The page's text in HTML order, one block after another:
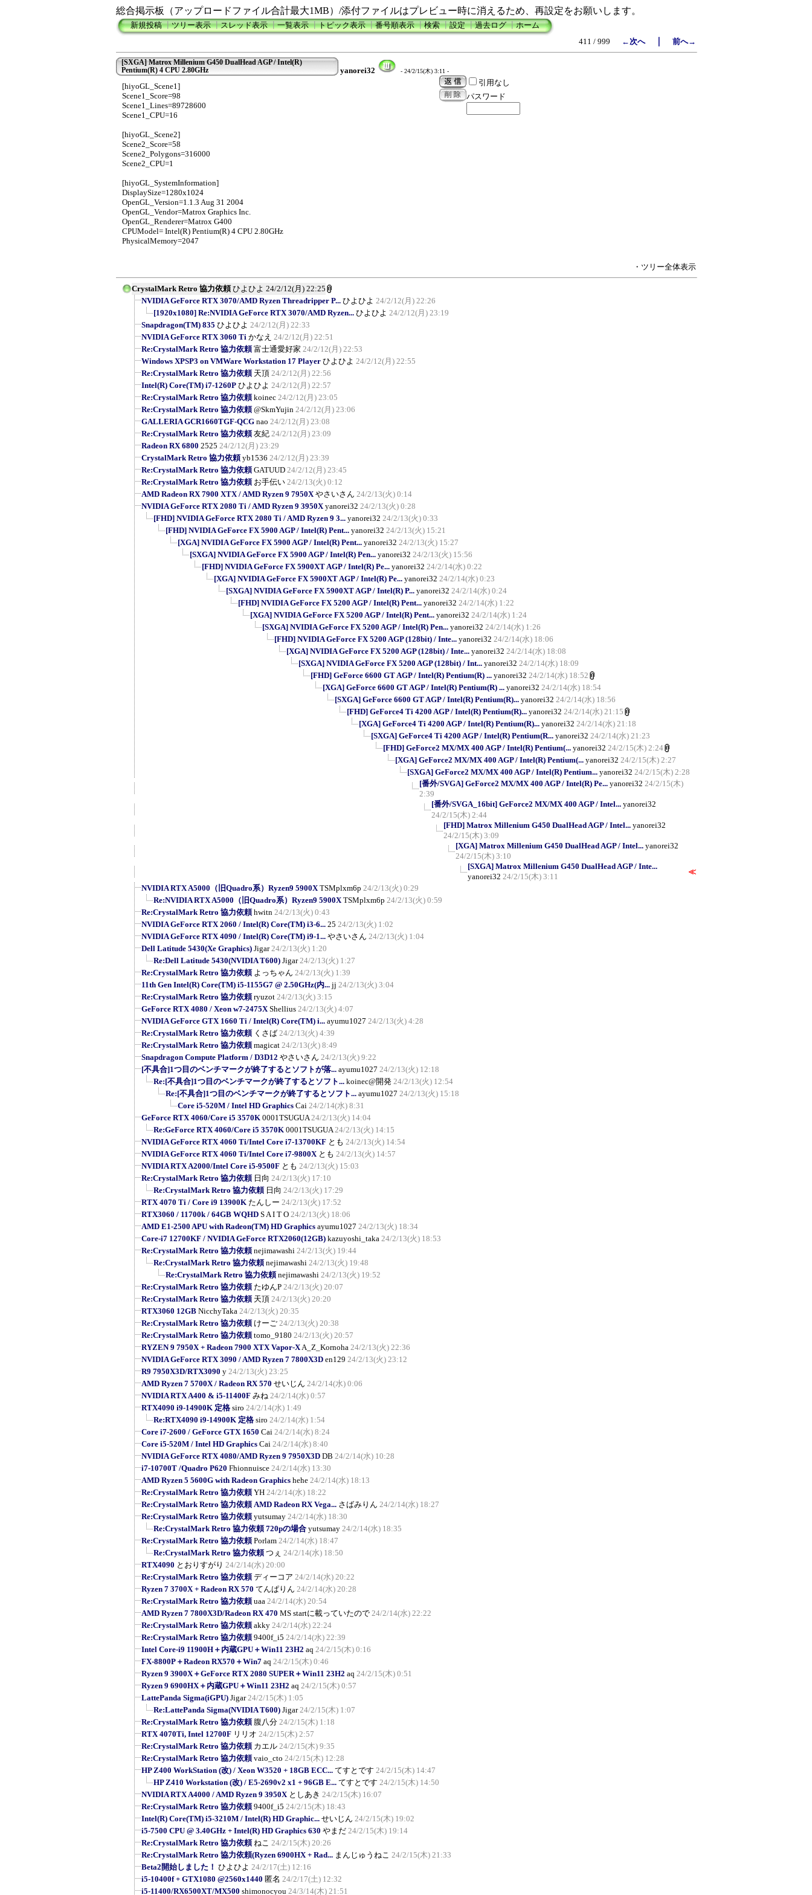
総合掲示板（アップロードファイル合計最大1MB）/添付ファイルはプレビュー時に消えるため、再設定をお願いします。
新規投稿┃ツリー表示┃スレッド表示┃一覧表示┃トピック表示┃番号順表示┃検索┃設定┃過去ログ┃ホーム
411 / 999
←次へ｜ 前へ→
[SXGA] Matrox Millenium G450 DualHead AGP / Intel(R)
Pentium(R) 4 CPU 2.80GHz
yanorei32 - 24/2/15(木) 3:11 -
[hiyoGL_Scene1]
Scene1_Score=98
Scene1_Lines=89728600
Scene1_CPU=16
[hiyoGL_Scene2]
Scene2_Score=58
Scene2_Polygons=316000
Scene2_CPU=1
[hiyoGL_SystemInformation]
DisplaySize=1280x1024
OpenGL_Version=1.1.3 Aug 31 2004
OpenGL_Vendor=Matrox Graphics Inc.
OpenGL_Renderer=Matrox G400
CPUModel= Intel(R) Pentium(R) 4 CPU 2.80GHz
PhysicalMemory=2047
引用なし
パスワード
・ツリー全体表示
CrystalMark Retro 協力依頼 ひよひよ 24/2/12(月) 22:25
NVIDIA GeForce RTX 3070/AMD Ryzen Threadripper P... ひよひよ 24/2/12(月) 22:26
[1920x1080] Re:NVIDIA GeForce RTX 3070/AMD Ryzen... ひよひよ 24/2/12(月) 23:19
Snapdragon(TM) 835 ひよひよ 24/2/12(月) 22:33
NVIDIA GeForce RTX 3060 Ti かなえ 24/2/12(月) 22:51
Re:CrystalMark Retro 協力依頼 富士通愛好家 24/2/12(月) 22:53
Windows XPSP3 on VMWare Workstation 17 Player ひよひよ 24/2/12(月) 22:55
Re:CrystalMark Retro 協力依頼 天頂 24/2/12(月) 22:56
Intel(R) Core(TM) i7-1260P ひよひよ 24/2/12(月) 22:57
Re:CrystalMark Retro 協力依頼 koinec 24/2/12(月) 23:05
Re:CrystalMark Retro 協力依頼 @SkmYujin 24/2/12(月) 23:06
GALLERIA GCR1660TGF-QCG nao 24/2/12(月) 23:08
Re:CrystalMark Retro 協力依頼 友紀 24/2/12(月) 23:09
Radeon RX 6800 2525 24/2/12(月) 23:29
CrystalMark Retro 協力依頼 yb1536 24/2/12(月) 23:39
Re:CrystalMark Retro 協力依頼 GATUUD 24/2/12(月) 23:45
Re:CrystalMark Retro 協力依頼 お手伝い 24/2/13(火) 0:12
AMD Radeon RX 7900 XTX / AMD Ryzen 9 7950X やさいさん 24/2/13(火) 0:14
NVIDIA GeForce RTX 2080 Ti / AMD Ryzen 9 3950X yanorei32 24/2/13(火) 0:28
[FHD] NVIDIA GeForce RTX 2080 Ti / AMD Ryzen 9 3... yanorei32 24/2/13(火) 0:33
[FHD] NVIDIA GeForce FX 5900 AGP / Intel(R) Pent... yanorei32 24/2/13(火) 15:21
[XGA] NVIDIA GeForce FX 5900 AGP / Intel(R) Pent... yanorei32 24/2/13(火) 15:27
[SXGA] NVIDIA GeForce FX 5900 AGP / Intel(R) Pen... yanorei32 24/2/13(火) 15:56
[FHD] NVIDIA GeForce FX 5900XT AGP / Intel(R) Pe... yanorei32 24/2/14(水) 0:22
[XGA] NVIDIA GeForce FX 5900XT AGP / Intel(R) Pe... yanorei32 24/2/14(水) 0:23
[SXGA] NVIDIA GeForce FX 5900XT AGP / Intel(R) P... yanorei32 24/2/14(水) 0:24
[FHD] NVIDIA GeForce FX 5200 AGP / Intel(R) Pent... yanorei32 24/2/14(水) 1:22
[XGA] NVIDIA GeForce FX 5200 AGP / Intel(R) Pent... yanorei32 24/2/14(水) 1:24
[SXGA] NVIDIA GeForce FX 5200 AGP / Intel(R) Pen... yanorei32 24/2/14(水) 1:26
[FHD] NVIDIA GeForce FX 5200 AGP (128bit) / Inte... yanorei32 24/2/14(水) 18:06
[XGA] NVIDIA GeForce FX 5200 AGP (128bit) / Inte... yanorei32 24/2/14(水) 18:08
[SXGA] NVIDIA GeForce FX 5200 AGP (128bit) / Int... yanorei32 24/2/14(水) 18:09
[FHD] GeForce 6600 GT AGP / Intel(R) Pentium(R) ... yanorei32 24/2/14(水) 18:52
[XGA] GeForce 6600 GT AGP / Intel(R) Pentium(R) ... yanorei32 24/2/14(水) 18:54
[SXGA] GeForce 6600 GT AGP / Intel(R) Pentium(R)... yanorei32 24/2/14(水) 18:56
[FHD] GeForce4 Ti 4200 AGP / Intel(R) Pentium(R)... yanorei32 24/2/14(水) 21:15
[XGA] GeForce4 Ti 4200 AGP / Intel(R) Pentium(R)... yanorei32 24/2/14(水) 21:18
[SXGA] GeForce4 Ti 4200 AGP / Intel(R) Pentium(R... yanorei32 24/2/14(水) 21:23
[FHD] GeForce2 MX/MX 400 AGP / Intel(R) Pentium(... yanorei32 24/2/15(木) 2:24
[XGA] GeForce2 MX/MX 400 AGP / Intel(R) Pentium(... yanorei32 24/2/15(木) 2:27
[SXGA] GeForce2 MX/MX 400 AGP / Intel(R) Pentium... yanorei32 24/2/15(木) 2:28
[番外/SVGA] GeForce2 MX/MX 400 AGP / Intel(R) Pe... yanorei32 24/2/15(木)
2:39
[番外/SVGA_16bit] GeForce2 MX/MX 400 AGP / Intel... yanorei32
24/2/15(木) 2:44
[FHD] Matrox Millenium G450 DualHead AGP / Intel... yanorei32
24/2/15(木) 3:09
[XGA] Matrox Millenium G450 DualHead AGP / Intel... yanorei32
24/2/15(木) 3:10
[SXGA] Matrox Millenium G450 DualHead AGP / Inte...
yanorei32 24/2/15(木) 3:11
≪
NVIDIA RTX A5000（旧Quadro系）Ryzen9 5900X TSMplxm6p 24/2/13(火) 0:29
Re:NVIDIA RTX A5000（旧Quadro系）Ryzen9 5900X TSMplxm6p 24/2/13(火) 0:59
Re:CrystalMark Retro 協力依頼 hwitn 24/2/13(火) 0:43
NVIDIA GeForce RTX 2060 / Intel(R) Core(TM) i3-6... 25 24/2/13(火) 1:02
NVIDIA GeForce RTX 4090 / Intel(R) Core(TM) i9-1... やさいさん 24/2/13(火) 1:04
Dell Latitude 5430(Xe Graphics) Jigar 24/2/13(火) 1:20
Re:Dell Latitude 5430(NVIDIA T600) Jigar 24/2/13(火) 1:27
Re:CrystalMark Retro 協力依頼 よっちゃん 24/2/13(火) 1:39
11th Gen Intel(R) Core(TM) i5-1155G7 @ 2.50GHz(内... jj 24/2/13(火) 3:04
Re:CrystalMark Retro 協力依頼 ryuzot 24/2/13(火) 3:15
GeForce RTX 4080 / Xeon w7-2475X Shellius 24/2/13(火) 4:07
NVIDIA GeForce GTX 1660 Ti / Intel(R) Core(TM) i... ayumu1027 24/2/13(火) 4:28
Re:CrystalMark Retro 協力依頼 くさば 24/2/13(火) 4:39
Re:CrystalMark Retro 協力依頼 magicat 24/2/13(火) 8:49
Snapdragon Compute Platform / D3D12 やさいさん 24/2/13(火) 9:22
[不具合]1つ目のベンチマークが終了するとソフトが落... ayumu1027 24/2/13(火) 12:18
Re:[不具合]1つ目のベンチマークが終了するとソフト... koinec@開発 24/2/13(火) 12:54
Re:[不具合]1つ目のベンチマークが終了するとソフト... ayumu1027 24/2/13(火) 15:18
Core i5-520M / Intel HD Graphics Cai 24/2/14(水) 8:31
GeForce RTX 4060/Core i5 3570K 0001TSUGUA 24/2/13(火) 14:04
Re:GeForce RTX 4060/Core i5 3570K 0001TSUGUA 24/2/13(火) 14:15
NVIDIA GeForce RTX 4060 Ti/Intel Core i7-13700KF とも 24/2/13(火) 14:54
NVIDIA GeForce RTX 4060 Ti/Intel Core i7-9800X とも 24/2/13(火) 14:57
NVIDIA RTX A2000/Intel Core i5-9500F とも 24/2/13(火) 15:03
Re:CrystalMark Retro 協力依頼 日向 24/2/13(火) 17:10
Re:CrystalMark Retro 協力依頼 日向 24/2/13(火) 17:29
RTX 4070 Ti / Core i9 13900K たんしー 24/2/13(火) 17:52
RTX3060 / 11700k / 64GB WQHD S A I T O 24/2/13(火) 18:06
AMD E1-2500 APU with Radeon(TM) HD Graphics ayumu1027 24/2/13(火) 18:34
Core-i7 12700KF / NVIDIA GeForce RTX2060(12GB) kazuyoshi_taka 24/2/13(火) 18:53
Re:CrystalMark Retro 協力依頼 nejimawashi 24/2/13(火) 19:44
Re:CrystalMark Retro 協力依頼 nejimawashi 24/2/13(火) 19:48
Re:CrystalMark Retro 協力依頼 nejimawashi 24/2/13(火) 19:52
Re:CrystalMark Retro 協力依頼 たゆんP 24/2/13(火) 20:07
Re:CrystalMark Retro 協力依頼 天頂 24/2/13(火) 20:20
RTX3060 12GB NicchyTaka 24/2/13(火) 20:35
Re:CrystalMark Retro 協力依頼 けーご 24/2/13(火) 20:38
Re:CrystalMark Retro 協力依頼 tomo_9180 24/2/13(火) 20:57
RYZEN 9 7950X + Radeon 7900 XTX Vapor-XA_Z_Kornoha 24/2/13(火) 22:36
NVIDIA GeForce RTX 3090 / AMD Ryzen 7 7800X3D en129 24/2/13(火) 23:12
R9 7950X3D/RTX3090 y 24/2/13(火) 23:25
AMD Ryzen 7 5700X / Radeon RX 570 せいじん 24/2/14(水) 0:06
NVIDIA RTX A400 & i5-11400F みね 24/2/14(水) 0:57
RTX4090 i9-14900K 定格 siro 24/2/14(水) 1:49
Re:RTX4090 i9-14900K 定格 siro 24/2/14(水) 1:54
Core i7-2600 / GeForce GTX 1650 Cai 24/2/14(水) 8:24
Core i5-520M / Intel HD Graphics Cai 24/2/14(水) 8:40
NVIDIA GeForce RTX 4080/AMD Ryzen 9 7950X3D DB 24/2/14(水) 10:28
i7-10700T /Quadro P620 Fhionnuisce 24/2/14(水) 13:30
AMD Ryzen 5 5600G with Radeon Graphics hehe 24/2/14(水) 18:13
Re:CrystalMark Retro 協力依頼 YH 24/2/14(水) 18:22
Re:CrystalMark Retro 協力依頼 AMD Radeon RX Vega... さばみりん 24/2/14(水) 18:27
Re:CrystalMark Retro 協力依頼 yutsumay 24/2/14(水) 18:30
Re:CrystalMark Retro 協力依頼 720pの場合 yutsumay 24/2/14(水) 18:35
Re:CrystalMark Retro 協力依頼 Porlam 24/2/14(水) 18:47
Re:CrystalMark Retro 協力依頼 つぇ 24/2/14(水) 18:50
RTX4090 とおりすがり 24/2/14(水) 20:00
Re:CrystalMark Retro 協力依頼 ディーコア 24/2/14(水) 20:22
Ryzen 7 3700X + Radeon RX 570 てんぱりん 24/2/14(水) 20:28
Re:CrystalMark Retro 協力依頼 uaa 24/2/14(水) 20:54
AMD Ryzen 7 7800X3D/Radeon RX 470 MS startに載っていたので 24/2/14(水) 22:22
Re:CrystalMark Retro 協力依頼 akky 24/2/14(水) 22:24
Re:CrystalMark Retro 協力依頼 9400f_i5 24/2/14(水) 22:39
Intel Core-i9 11900H＋内蔵GPU＋Win11 23H2 aq 24/2/15(木) 0:16
FX-8800P＋Radeon RX570＋Win7 aq 24/2/15(木) 0:46
Ryzen 9 3900X＋GeForce RTX 2080 SUPER＋Win11 23H2 aq 24/2/15(木) 0:51
Ryzen 9 6900HX＋内蔵GPU＋Win11 23H2 aq 24/2/15(木) 0:57
LattePanda Sigma(iGPU) Jigar 24/2/15(木) 1:05
Re:LattePanda Sigma(NVIDIA T600) Jigar 24/2/15(木) 1:07
Re:CrystalMark Retro 協力依頼 腹八分 24/2/15(木) 1:18
RTX 4070Ti, Intel 12700F リリオ 24/2/15(木) 2:57
Re:CrystalMark Retro 協力依頼 カエル 24/2/15(木) 9:35
Re:CrystalMark Retro 協力依頼 vaio_cto 24/2/15(木) 12:28
HP Z400 WorkStation (改) / Xeon W3520 + 18GB ECC... てすとです 24/2/15(木) 14:47
HP Z410 Workstation (改) / E5-2690v2 x1 + 96GB E... てすとです 24/2/15(木) 14:50
NVIDIA RTX A4000 / AMD Ryzen 9 3950X としあき 24/2/15(木) 16:07
Re:CrystalMark Retro 協力依頼 9400f_i5 24/2/15(木) 18:43
Intel(R) Core(TM) i5-3210M / Intel(R) HD Graphic... せいじん 24/2/15(木) 19:02
i5-7500 CPU @ 3.40GHz + Intel(R) HD Graphics 630 やまだ 24/2/15(木) 19:14
Re:CrystalMark Retro 協力依頼 ねこ 24/2/15(木) 20:26
Re:CrystalMark Retro 協力依頼(Ryzen 6900HX + Rad... まんじゅうねこ 24/2/15(木) 21:33
Beta2開始しました！ ひよひよ 24/2/17(土) 12:16
i5-10400f + GTX1080 @2560x1440 匿名 24/2/17(土) 12:32
i5-11400/RX6500XT/MX500 shimonocyou 24/3/14(木) 21:51